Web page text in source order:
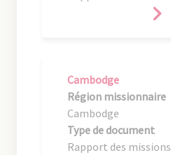
Cambodge
Région missionnaire
Cambodge
Type de document
Rapport des missions